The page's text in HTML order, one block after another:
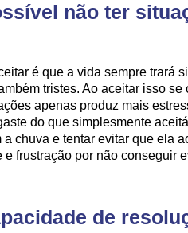
não ter
é que a vida sempre trará
tristes. Ao aceitar isso
apenas produz mais
do que simplesmente
chuva e tentar evitar que ela
frustração por não conseguir
de